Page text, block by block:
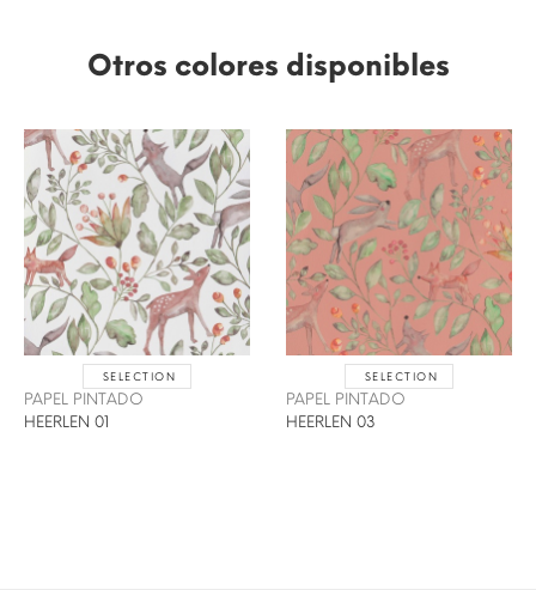
Otros colores disponibles
SELECTION
PAPEL PINTADO
HEERLEN 01
SELECTION
PAPEL PINTADO
HEERLEN 03